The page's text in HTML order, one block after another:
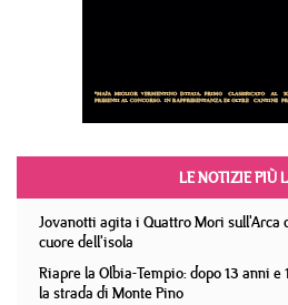
LE NOTIZIE PIÙ
Jovanotti agita i Quattro Mori sull'Arca
cuore dell'isola
Riapre la Olbia-Tempio: dopo 13 anni
la strada di Monte Pino